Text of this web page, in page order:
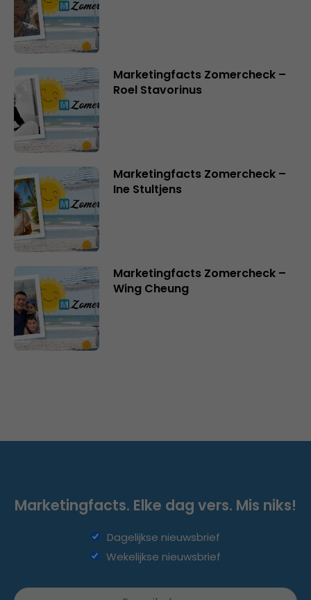
Marketingfacts Zomercheck –
Roel Stavorinus
Marketingfacts Zomercheck –
Ine Stultjens
Marketingfacts Zomercheck –
Wing Cheung
Marketingfacts. Elke dag vers. Mis niks!
Dagelijkse nieuwsbrief
Wekelijkse nieuwsbrief